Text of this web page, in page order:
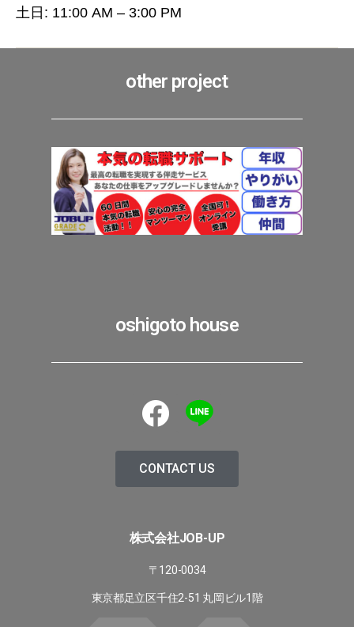
土日: 11:00 AM – 3:00 PM
other project
oshigoto house
CONTACT US
株式会社JOB-UP
〒120-0034
東京都足立区千住2-51 丸岡ビル1階